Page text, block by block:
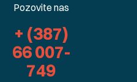
Pozovite nas
+ (387)
66 007-
749